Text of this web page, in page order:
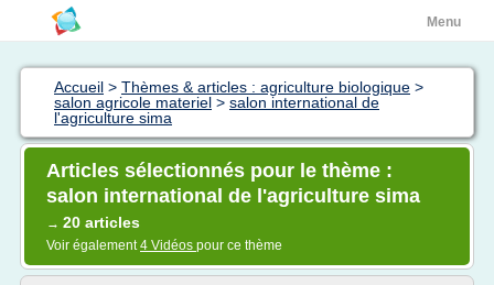
Menu
Accueil > Thèmes & articles : agriculture biologique >
salon agricole materiel > salon international de
l'agriculture sima
Articles sélectionnés pour le thème :
salon international de l'agriculture sima
→ 20 articles
Voir également4 Vidéos pour ce thème